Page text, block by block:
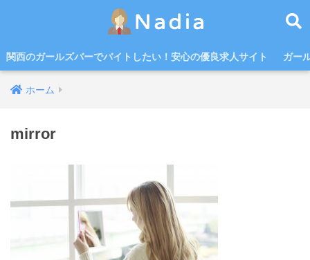
関西のガールズバーでバイトしたい！安心の優良求人サイト ガー
ホーム
mirror